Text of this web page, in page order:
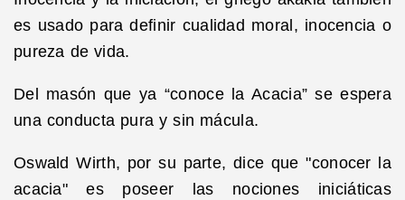
es usado para definir cualidad moral, inocencia o
pureza de vida.
Del masón que ya “conoce la Acacia” se espera
una conducta pura y sin mácula.
Oswald Wirth, por su parte, dice que "conocer la
acacia" es poseer las nociones iniciáticas